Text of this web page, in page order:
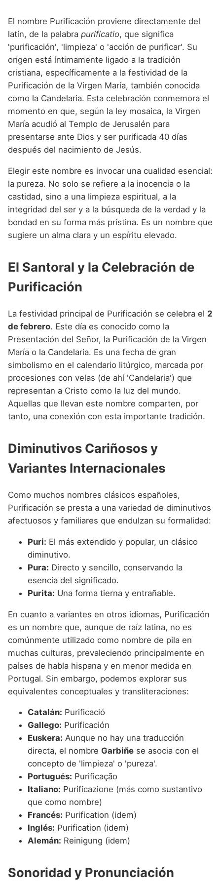
Nombres de Niña que empiezan por Q
Nombres de Niña que empiezan por R
Nombres de Niña que empiezan por S
Nombres de Niña que empiezan por T
Nombres de Niña que empiezan por U
Nombres de Niña que empiezan por V
Nombres de Niña que empiezan por W
Nombres de Niña que empiezan por Y
Nombres de Niña que empiezan por Z
Nombres de Niña Riojanos
Nombres de Niña Valencianos
Nombres de Niña Vascos
El nombre Purificación proviene directamente del
latín, de la palabra purificatio, que significa
'purificación', 'limpieza' o 'acción de purificar'. Su
origen está íntimamente ligado a la tradición
cristiana, específicamente a la festividad de la
Purificación de la Virgen María, también conocida
como la Candelaria. Esta celebración conmemora el
momento en que, según la ley mosaica, la Virgen
María acudió al Templo de Jerusalén para
presentarse ante Dios y ser purificada 40 días
después del nacimiento de Jesús.
Elegir este nombre es invocar una cualidad esencial:
la pureza. No solo se refiere a la inocencia o la
castidad, sino a una limpieza espiritual, a la
integridad del ser y a la búsqueda de la verdad y la
bondad en su forma más prístina. Es un nombre que
sugiere un alma clara y un espíritu elevado.
El Santoral y la Celebración de
Purificación
La festividad principal de Purificación se celebra el 2
de febrero. Este día es conocido como la
Presentación del Señor, la Purificación de la Virgen
María o la Candelaria. Es una fecha de gran
simbolismo en el calendario litúrgico, marcada por
procesiones con velas (de ahí 'Candelaria') que
representan a Cristo como la luz del mundo.
Aquellas que llevan este nombre comparten, por
tanto, una conexión con esta importante tradición.
Diminutivos Cariñosos y
Variantes Internacionales
Como muchos nombres clásicos españoles,
Purificación se presta a una variedad de diminutivos
afectuosos y familiares que endulzan su formalidad:
Puri: El más extendido y popular, un clásico
diminutivo.
Pura: Directo y sencillo, conservando la
esencia del significado.
Purita: Una forma tierna y entrañable.
En cuanto a variantes en otros idiomas, Purificación
es un nombre que, aunque de raíz latina, no es
comúnmente utilizado como nombre de pila en
muchas culturas, prevaleciendo principalmente en
países de habla hispana y en menor medida en
Portugal. Sin embargo, podemos explorar sus
equivalentes conceptuales y transliteraciones:
Catalán: Purificació
Gallego: Purificación
Euskera: Aunque no hay una traducción
directa, el nombre Garbiñe se asocia con el
concepto de 'limpieza' o 'pureza'.
Portugués: Purificação
Italiano: Purificazione (más como sustantivo
que como nombre)
Francés: Purification (idem)
Inglés: Purification (idem)
Alemán: Reinigung (idem)
Sonoridad y Pronunciación